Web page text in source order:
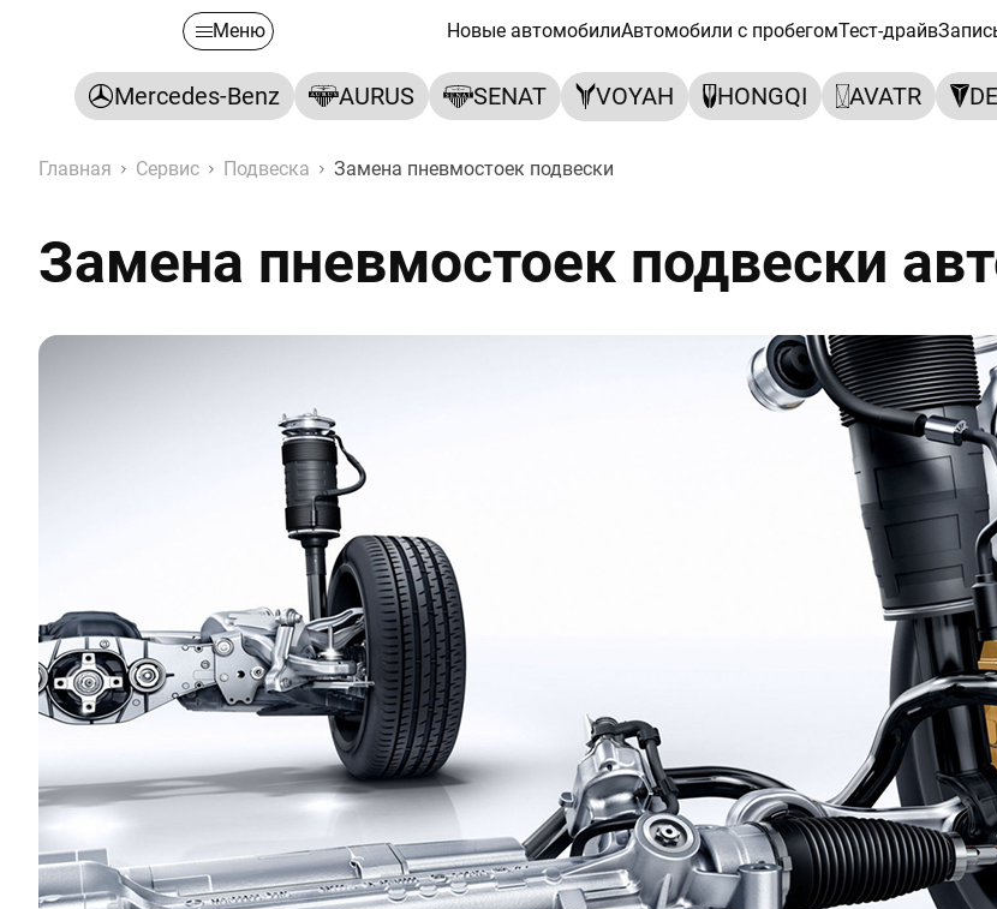
Меню Новые автомобилиАвтомобили с пробегомТест-драйв
Mercedes-Benz AURUS SENAT VOYAH HONGQI AVATR
Главная Сервис Подвеска Замена пневмостоек подвески
Замена пневмостоек подвески